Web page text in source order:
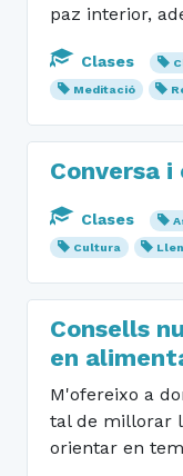
paz interior,
Clases
Meditació
Conversa
Clases
Cultura
Consells
en
M'ofereixo a
tal de millorar
orientar en